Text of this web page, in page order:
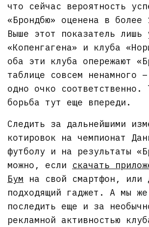
что сейчас вероятность
«Брондбю» оценена в более
Выше этот показатель лишь
«Копенгагена» и клуба
оба эти клуба опережают
таблице совсем ненамного
одно очко соответственно.
борьба тут еще впереди.
Следить за дальнейшими
котировок на чемпионат
футболу и на результаты
можно, если скачать
Бум на свой смартфон, или
подходящий гаджет. А мы же
последить еще и за
рекламной активностью